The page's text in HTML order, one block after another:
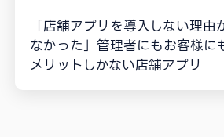
「店舗アプリを導入しない理由
なかった」管理者にもお客様に
メリットしかない店舗アプリ